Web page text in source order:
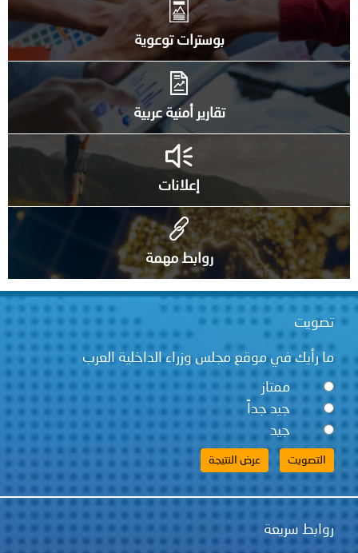
بوسترات توعوية
تقارير أمنية عربية
إعلانات
روابط مهمة
في موقع مجلس وزراء الداخلية العرب
ممتاز
جيد جداً
جيد
سريعة